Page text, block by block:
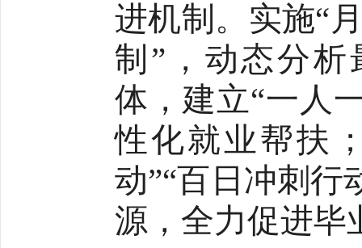
进机制 。 实施“
制”，动态分
体，建立“一人
性化就业帮扶
动”“百日冲刺行
源 ，全力促进